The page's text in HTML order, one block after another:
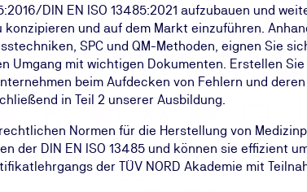
DIN EN ISO 13485:2021 aufzubauen und
und auf dem Markt einzuführen.
SPC und QM-Methoden, eignen Sie
Umgang mit wichtigen Dokumenten. Erstellen
beim Aufdecken von Fehlern und
in Teil 2 unserer Ausbildung.
Normen für die Herstellung von
der DIN EN ISO 13485 und können sie effizient
der TÜV NORD Akademie mit